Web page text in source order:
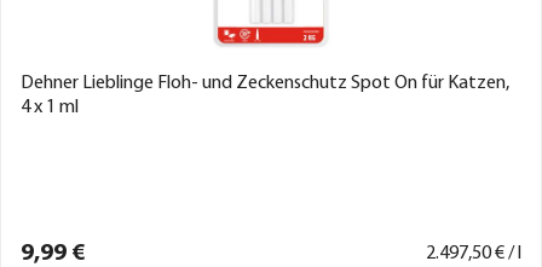
Dehner Lieblinge Floh- und Zeckenschutz Spot On für Katzen,
4 x 1 ml
9,99 € 2.497,50€ / l